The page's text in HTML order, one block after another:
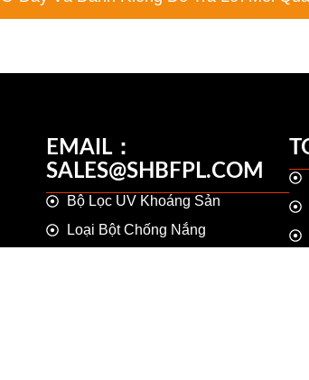
EMAIL：
SALES@SHBFPL.COM
Bộ Lọc UV Khoáng Sản
Loại Bột Chống Nắng